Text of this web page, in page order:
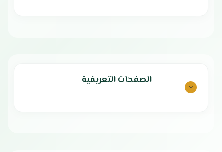
الصفحات التعريفية